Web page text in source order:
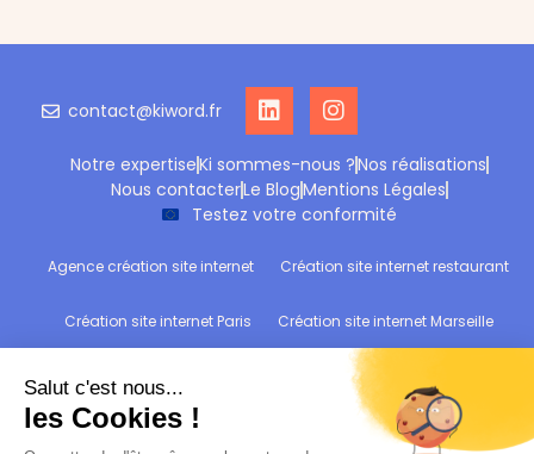
contact@kiword.fr
Notre expertiseKi sommes-nous ?Nos réalisations
Nous contacterLe BlogMentions Légales
Testez votre conformité
Agence création site internet Création site internet restaurant
Création site internet Paris Création site internet Marseille
Création site internet Reims Création site internet Wittelsheim